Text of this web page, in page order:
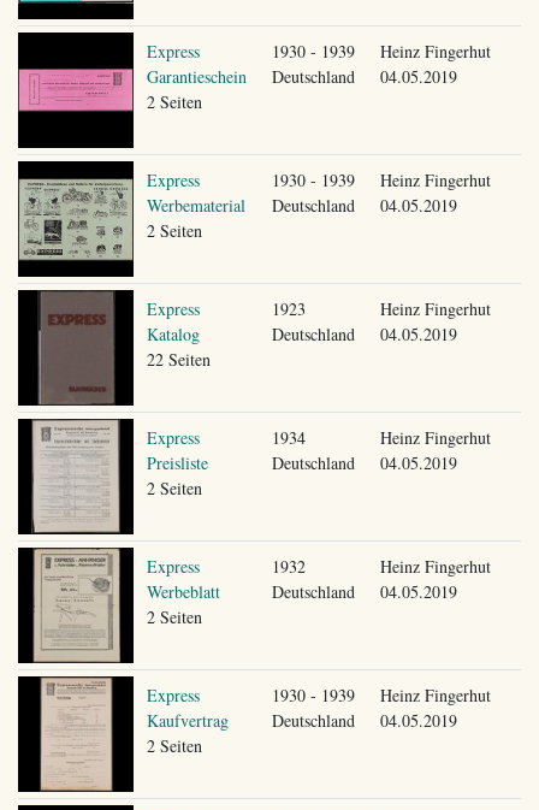
Express
Garantieschein
2 Seiten
1930 - 1939
Deutschland
Heinz Fingerhut
04.05.2019
Express
Werbematerial
2 Seiten
1930 - 1939
Deutschland
Heinz Fingerhut
04.05.2019
Express
Katalog
22 Seiten
1923
Deutschland
Heinz Fingerhut
04.05.2019
Express
Preisliste
2 Seiten
1934
Deutschland
Heinz Fingerhut
04.05.2019
Express
Werbeblatt
2 Seiten
1932
Deutschland
Heinz Fingerhut
04.05.2019
Express
Kaufvertrag
2 Seiten
1930 - 1939
Deutschland
Heinz Fingerhut
04.05.2019